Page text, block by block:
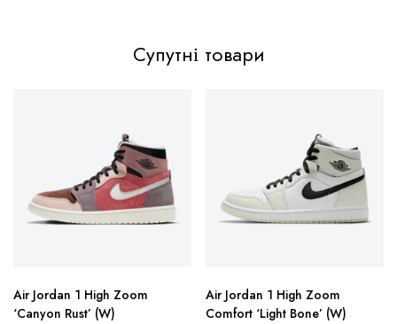
Супутні товари
Air Jordan 1 High Zoom
‘Canyon Rust’ (W)
Air Jordan 1 High Zoom
Comfort ‘Light Bone’ (W)